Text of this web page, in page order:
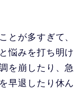
とが多すぎて、
悩みを打ち明け
を崩したり、急
早退したり休ん